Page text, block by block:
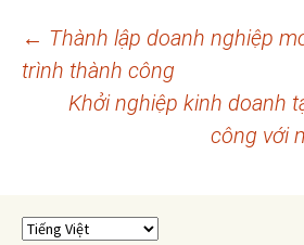
Điều
hướng
← Thành lập doanh nghiệp
trình thành công
Khởi nghiệp kinh doanh
công với